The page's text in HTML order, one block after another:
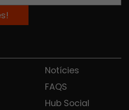
Notícies
FAQS
Hub Social